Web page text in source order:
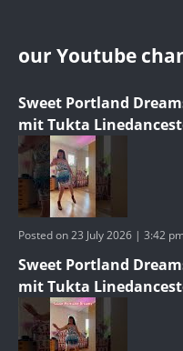
our Youtube
Sweet Portland
mit Tukta
Posted on 23 July 2026 | 3:42
Sweet Portland
mit Tukta